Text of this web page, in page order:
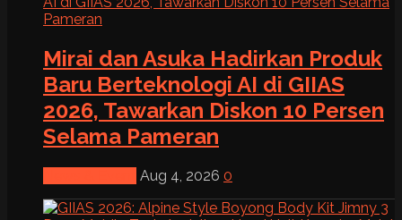
Mirai dan Asuka Hadirkan Produk
Baru Berteknologi AI di GIIAS
2026, Tawarkan Diskon 10 Persen
Selama Pameran
Aug 4, 2026 0